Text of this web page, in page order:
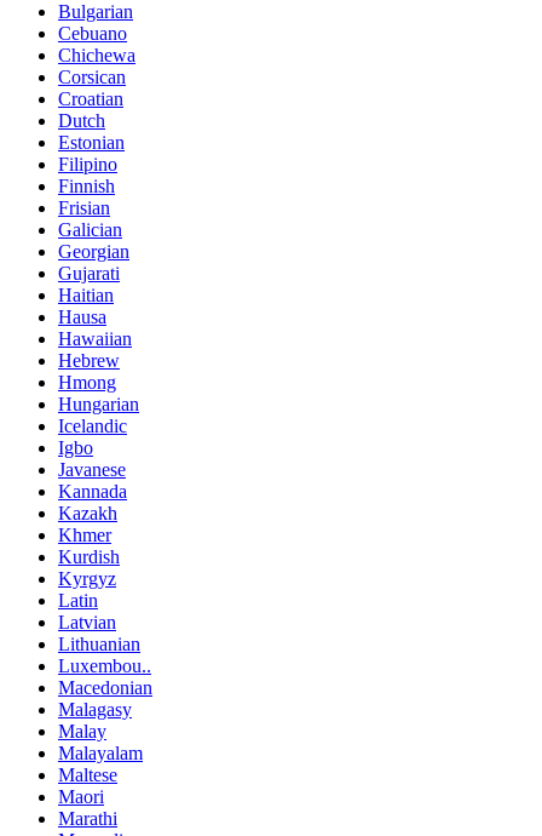
Bulgarian
Cebuano
Chichewa
Corsican
Croatian
Dutch
Estonian
Filipino
Finnish
Frisian
Galician
Georgian
Gujarati
Haitian
Hausa
Hawaiian
Hebrew
Hmong
Hungarian
Icelandic
Igbo
Javanese
Kannada
Kazakh
Khmer
Kurdish
Kyrgyz
Latin
Latvian
Lithuanian
Luxembou..
Macedonian
Malagasy
Malay
Malayalam
Maltese
Maori
Marathi